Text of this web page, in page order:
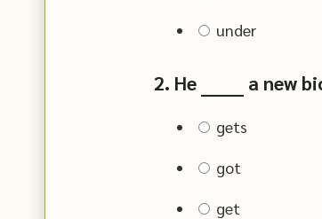
under
2. He ______ a
gets
got
get